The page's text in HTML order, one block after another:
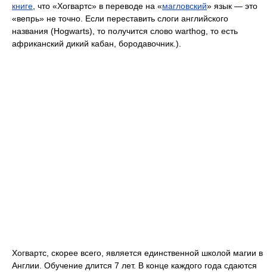
книге , что «Хогвартс» в переводе на «магловский» язык — это
«вепрь» не точно. Если переставить слоги английского
названия (Hogwarts), то получится слово warthog, то есть
африканский дикий кабан, бородавочник.).
Хогвартс, скорее всего, является единственной школой магии в
Англии. Обучение длится 7 лет. В конце каждого года сдаются